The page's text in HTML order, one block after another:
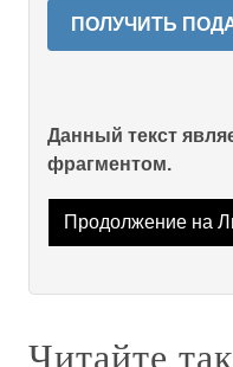
ПОЛУЧИТЬ
Данный текст
фрагментом.
Продолжение на
Читайте